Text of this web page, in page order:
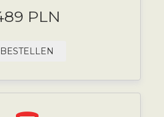
PLN
BESTELLEN